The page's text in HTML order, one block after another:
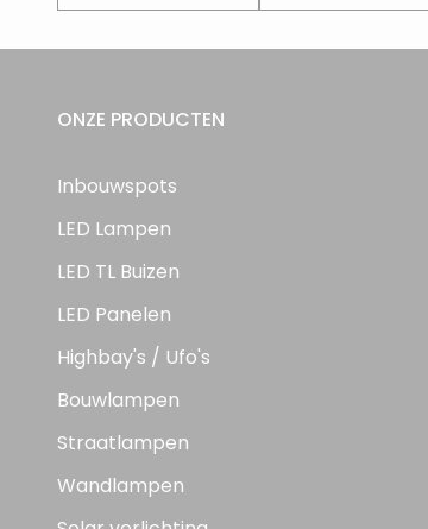
ONZE PRODUCTEN
Inbouwspots
LED Lampen
LED TL Buizen
LED Panelen
Highbay's / Ufo's
Bouwlampen
Straatlampen
Wandlampen